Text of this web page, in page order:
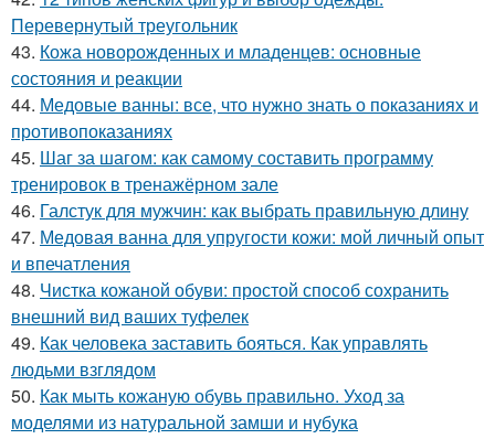
Перевернутый треугольник
43. Кожа новорожденных и младенцев: основные
состояния и реакции
44. Медовые ванны: все, что нужно знать о показаниях и
противопоказаниях
45. Шаг за шагом: как самому составить программу
тренировок в тренажёрном зале
46. Галстук для мужчин: как выбрать правильную длину
47. Медовая ванна для упругости кожи: мой личный опыт
и впечатления
48. Чистка кожаной обуви: простой способ сохранить
внешний вид ваших туфелек
49. Как человека заставить бояться. Как управлять
людьми взглядом
50. Как мыть кожаную обувь правильно. Уход за
моделями из натуральной замши и нубука